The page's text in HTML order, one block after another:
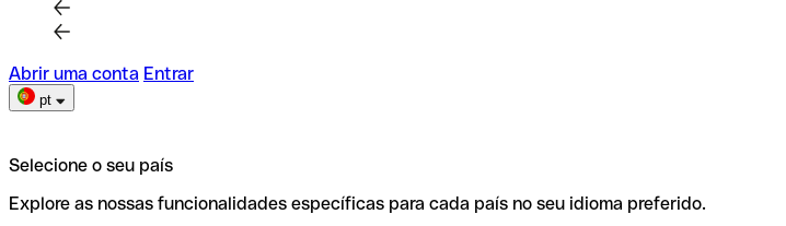
Abrir uma conta Entrar
pt
Selecione o seu país
Explore as nossas funcionalidades específicas para cada país no seu idioma preferido.